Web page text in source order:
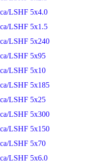
LSHF 5x4.0
LSHF 5x1.5
LSHF 5x240
LSHF 5x95
LSHF 5x10
LSHF 5x185
LSHF 5x25
LSHF 5x300
LSHF 5x150
LSHF 5x70
LSHF 5x6.0